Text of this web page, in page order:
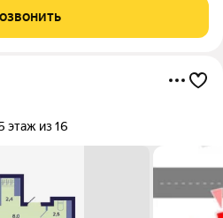
ремонтом в районе
5, а
этаж из 16